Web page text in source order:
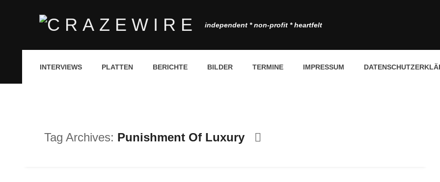
independent * non-profit * heartfelt
INTERVIEWS PLATTEN BERICHTE BILDER TERMINE IMPRESSUM
Tag Archives: Punishment Of Luxury